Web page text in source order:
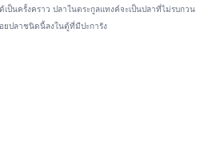
เป็นครั้งคราว ปลาในตระกูลแทงค์จะเป็นปลาที่ไม่รบกวน
ยปลาชนิดนี้ลงในตู้ที่มีปะการัง